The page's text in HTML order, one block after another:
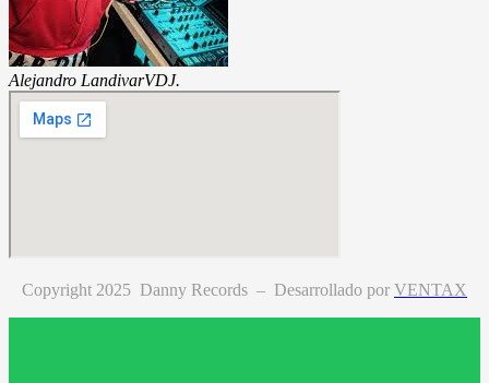
Alejandro LandivarVDJ.
Copyright 2025 Danny Records – Desarrollado por VENTAX